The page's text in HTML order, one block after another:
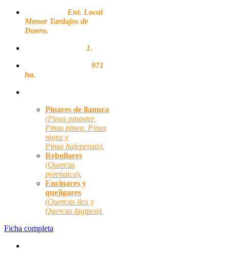
Ent. Local
Menor Tardajos de
Duero.
1.
971
ha.
Pinares de llanura
(Pinus pinaster,
Pinus pinea, Pinus
nigra y
Pinus halepensis).
Rebollares
(Quercus
pyrenaica).
Encinares y
quejigares
(Quercus ilex y
Quercus faginea).
Ficha completa